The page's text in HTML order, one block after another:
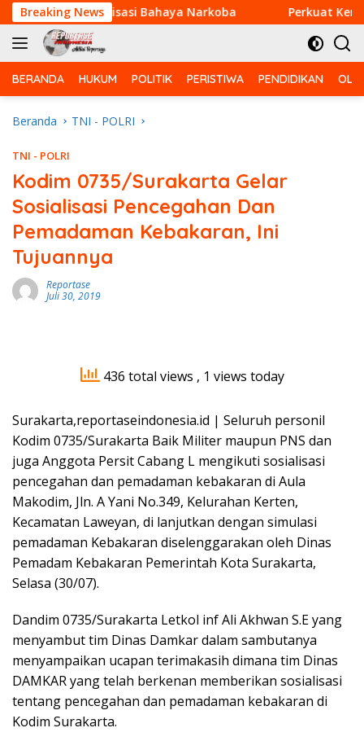
Langsung
ke
konten
Breaking News
Sosialisasi Bahaya Narkoba Perkuat
BERANDA HUKUM POLITIK PERISTIWA PENDIDIKAN
Beranda TNI - POLRI
TNI - POLRI
Kodim 0735/Surakarta Gelar
Sosialisasi Pencegahan Dan
Pemadaman Kebakaran, Ini
Tujuannya
Reportase
Juli 30, 2019
436 total views , 1 views today
Surakarta,reportaseindonesia.id | Seluruh personil
Kodim 0735/Surakarta Baik Militer maupun PNS dan
juga Anggota Persit Cabang L mengikuti sosialisasi
pencegahan dan pemadaman kebakaran di Aula
Makodim, Jln. A Yani No.349, Kelurahan Kerten,
Kecamatan Laweyan, di lanjutkan dengan simulasi
pemadaman Kebakaran diselenggarakan oleh Dinas
Pemadam Kebakaran Pemerintah Kota Surakarta,
Selasa (30/07).
Dandim 0735/Surakarta Letkol inf Ali Akhwan S.E yang
menyambut tim Dinas Damkar dalam sambutanya
menyampaikan ucapan terimakasih dimana tim Dinas
DAMKAR yang telah berkenan memberikan sosialisasi
tentang pencegahan dan pemadaman kebakaran di
Kodim Surakarta.